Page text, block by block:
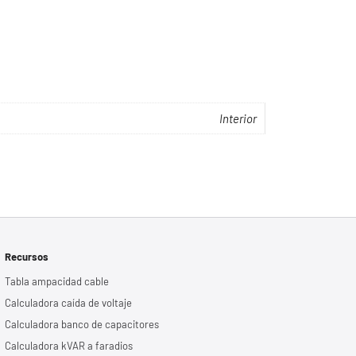
Interior
Recursos
Tabla ampacidad cable
Calculadora caída de voltaje
Calculadora banco de capacitores
Calculadora kVAR a faradios